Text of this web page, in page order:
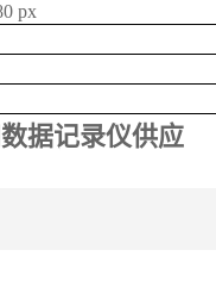
px
据记录仪供应